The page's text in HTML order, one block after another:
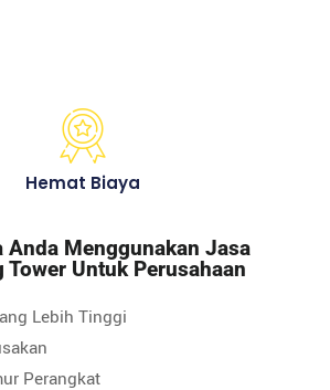
Hemat Biaya
Anda Menggunakan Jasa
Tower Untuk Perusahaan
Lebih Tinggi
Perangkat